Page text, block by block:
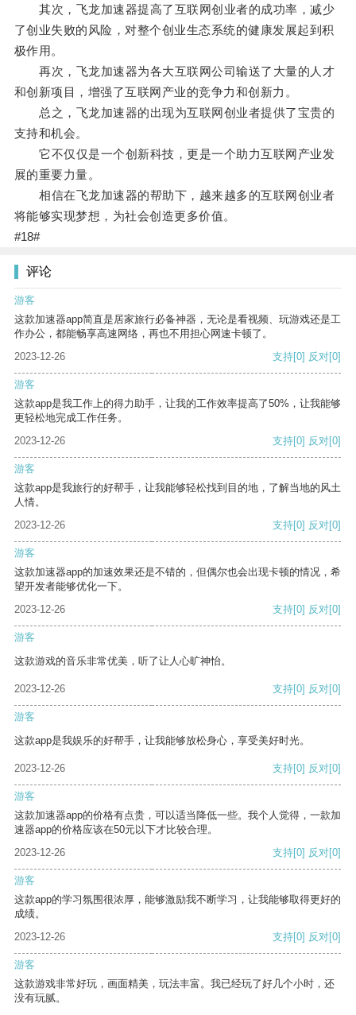
其次，飞龙加速器提高了互联网创业者的成功率，减少
了创业失败的风险，对整个创业生态系统的健康发展起到积
极作用。
再次，飞龙加速器为各大互联网公司输送了大量的人才
和创新项目，增强了互联网产业的竞争力和创新力。
总之，飞龙加速器的出现为互联网创业者提供了宝贵的
支持和机会。
它不仅仅是一个创新科技，更是一个助力互联网产业发
展的重要力量。
相信在飞龙加速器的帮助下，越来越多的互联网创业者
将能够实现梦想，为社会创造更多价值。
#18#
评论
游客
这款加速器app简直是居家旅行必备神器，无论是看视频、玩游戏还是工
作办公，都能畅享高速网络，再也不用担心网速卡顿了。
2023-12-26
支持[0] 反对[0]
游客
这款app是我工作上的得力助手，让我的工作效率提高了50%，让我能够
更轻松地完成工作任务。
2023-12-26
支持[0] 反对[0]
游客
这款app是我旅行的好帮手，让我能够轻松找到目的地，了解当地的风土
人情。
2023-12-26
支持[0] 反对[0]
游客
这款加速器app的加速效果还是不错的，但偶尔也会出现卡顿的情况，希
望开发者能够优化一下。
2023-12-26
支持[0] 反对[0]
游客
这款游戏的音乐非常优美，听了让人心旷神怡。
2023-12-26 支持[0] 反对[0]
游客
这款app是我娱乐的好帮手，让我能够放松身心，享受美好时光。
2023-12-26 支持[0] 反对[0]
游客
这款加速器app的价格有点贵，可以适当降低一些。我个人觉得，一款加
速器app的价格应该在50元以下才比较合理。
2023-12-26
支持[0] 反对[0]
游客
这款app的学习氛围很浓厚，能够激励我不断学习，让我能够取得更好的
成绩。
2023-12-26
支持[0] 反对[0]
游客
这款游戏非常好玩，画面精美，玩法丰富。我已经玩了好几个小时，还
没有玩腻。